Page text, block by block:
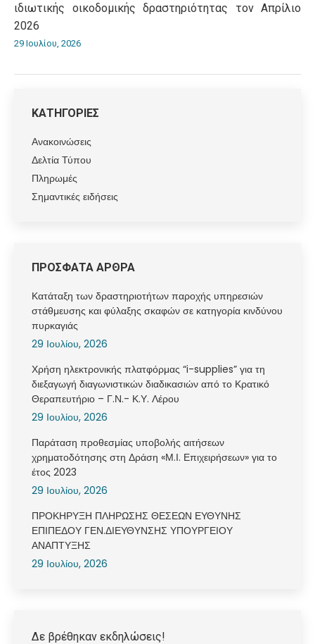
ιδιωτικής οικοδομικής δραστηριότητας τον Απρίλιο
2026
29 Ιουλίου, 2026
ΚΑΤΗΓΟΡΙΕΣ
Ανακοινώσεις
Δελτία Τύπου
Πληρωμές
Σημαντικές ειδήσεις
ΠΡΟΣΦΑΤΑ ΑΡΘΡΑ
Κατάταξη των δραστηριοτήτων παροχής υπηρεσιών
στάθμευσης και φύλαξης σκαφών σε κατηγορία κινδύνου
πυρκαγιάς
29 Ιουλίου, 2026
Χρήση ηλεκτρονικής πλατφόρμας “i-supplies” για τη
διεξαγωγή διαγωνιστικών διαδικασιών από το Κρατικό
Θεραπευτήριο – Γ.Ν.- Κ.Υ. Λέρου
29 Ιουλίου, 2026
Παράταση προθεσμίας υποβολής αιτήσεων
χρηματοδότησης στη Δράση «Μ.Ι. Επιχειρήσεων» για το
έτος 2023
29 Ιουλίου, 2026
ΠΡΟΚΗΡΥΞΗ ΠΛΗΡΩΣΗΣ ΘΕΣΕΩΝ ΕΥΘΥΝΗΣ
ΕΠΙΠΕΔΟΥ ΓΕΝ.ΔΙΕΥΘΥΝΣΗΣ ΥΠΟΥΡΓΕΙΟΥ
ΑΝΑΠΤΥΞΗΣ
29 Ιουλίου, 2026
Δε βρέθηκαν εκδηλώσεις!